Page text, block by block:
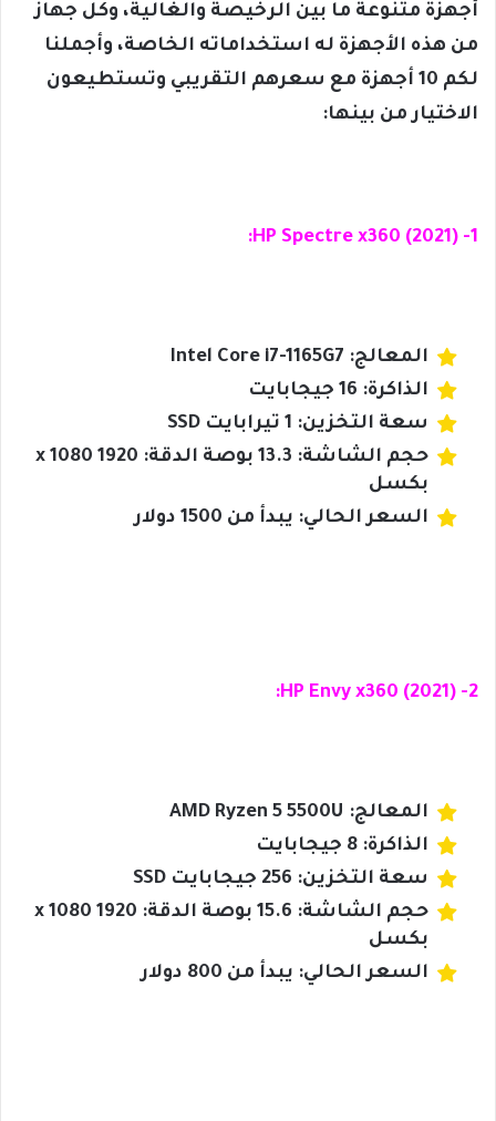
أجهزة متنوعة ما بين الرخيصة والغالية، وكل جهاز
من هذه الأجهزة له استخداماته الخاصة، وأجملنا
لكم 10 أجهزة مع سعرهم التقريبي وتستطيعون
الاختيار من بينها:
1- HP Spectre x360 (2021):
المعالج: Intel Core i7-1165G7
الذاكرة: 16 جيجابايت
سعة التخزين: 1 تيرابايت SSD
حجم الشاشة: 13.3 بوصة الدقة: 1920 x 1080
بكسل
السعر الحالي: يبدأ من 1500 دولار
2- HP Envy x360 (2021):
المعالج: AMD Ryzen 5 5500U
الذاكرة: 8 جيجابايت
سعة التخزين: 256 جيجابايت SSD
حجم الشاشة: 15.6 بوصة الدقة: 1920 x 1080
بكسل
السعر الحالي: يبدأ من 800 دولار